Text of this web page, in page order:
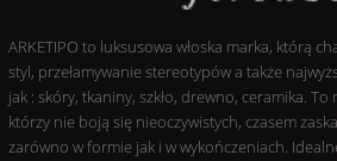
ARKETIPO to luksusowa włoska marka, którą
styl, przełamywanie stereotypów a także
jak : skóry, tkaniny, szkło, drewno, ceramika.
którzy nie boją się nieoczywistych, czasem
zarówno w formie jak i w wykończeniach.